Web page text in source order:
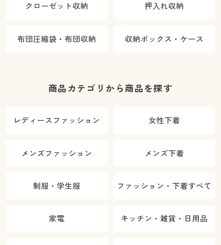
クローゼット収納 押入れ収納
布団圧縮袋・布団収納 収納ボックス・ケース
商品カテゴリから商品を探す
レディースファッション 女性下着
メンズファッション メンズ下着
制服・学生服 ファッション・下着すべて
家電 キッチン・雑貨・日用品